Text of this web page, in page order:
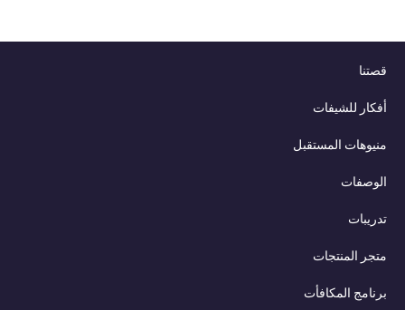
قصتنا
أفكار للشيفات
منيوهات المستقبل
الوصفات
تدريبات
متجر المنتجات
برنامج المكافأت